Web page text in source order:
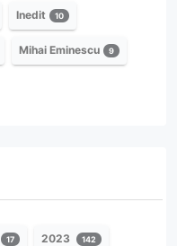
Inedit 10
Mihai Eminescu 9
17 2023 142